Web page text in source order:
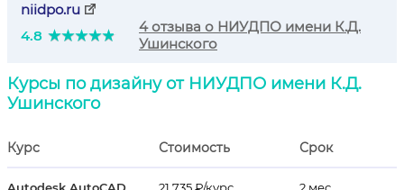
niidpo.ru
4.8
4 отзыва о НИУДПО имени К.Д.
Ушинского
Курсы по дизайну от НИУДПО имени К.Д.
Ушинского
Курс Стоимость Срок